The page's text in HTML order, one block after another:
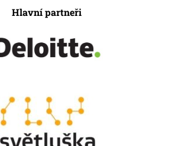
Hlavní partneři